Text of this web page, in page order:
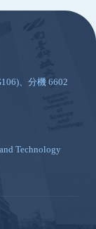
、分機 6602
Technology